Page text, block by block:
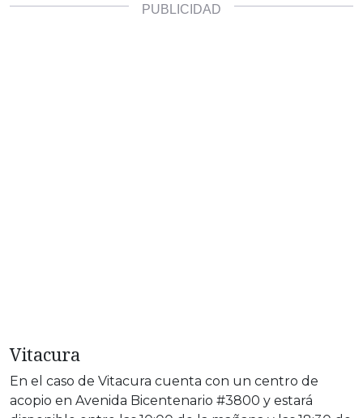
Vitacura
En el caso de Vitacura cuenta con un centro de
acopio en Avenida Bicentenario #3800 y estará